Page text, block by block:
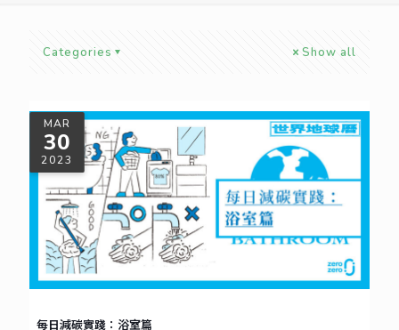
Categories Show all
MAR
30
2023
每日減碳實踐：浴室篇